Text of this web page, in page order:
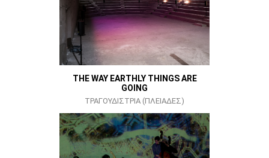
THE WAY EARTHLY THINGS ARE
GOING
ΤΡΑΓΟΥΔΙΣΤΡΙΑ (ΠΛΕΙΑΔΕΣ)